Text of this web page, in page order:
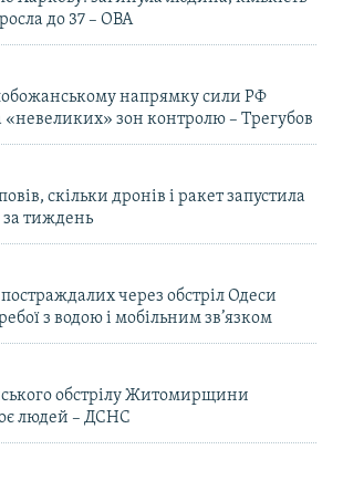
до 37 – ОВА
напрямку сили РФ
«невеликих» зон контролю – Трегубов
скільки дронів і ракет запустила
за тиждень
постраждалих через обстріл Одеси
з водою і мобільним зв’язком
обстрілу Житомирщини
людей – ДСНС